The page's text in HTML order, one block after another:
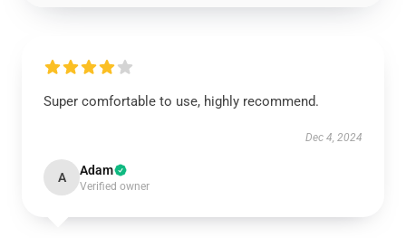
Super comfortable to use, highly recommend.
Dec 4, 2024
A Adam
Verified owner